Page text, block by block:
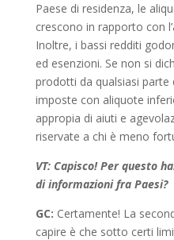
Paese di residenza, le
crescono in rapporto con
Inoltre, i bassi redditi
ed esenzioni. Se non si
prodotti da qualsiasi parte
imposte con aliquote
appropia di aiuti e
riservate a chi è meno
VT: Capisco! Per questo
di informazioni fra Paesi?
GC: Certamente! La
capire è che sotto certi